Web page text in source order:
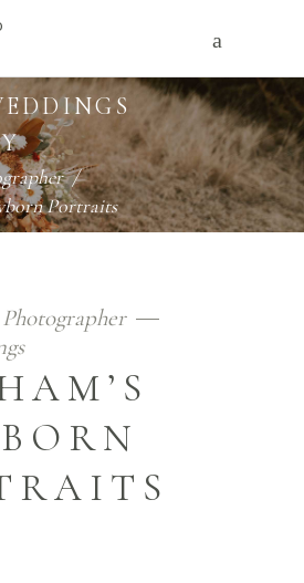
/
Portraits
Photographer